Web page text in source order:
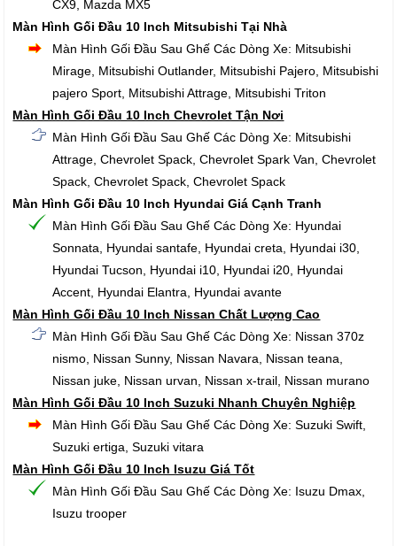
CX9, Mazda MX5
Màn Hình Gối Đầu 10 Inch Mitsubishi Tại Nhà
Màn Hình Gối Đầu Sau Ghế Các Dòng Xe: Mitsubishi
Mirage, Mitsubishi Outlander, Mitsubishi Pajero, Mitsubishi
pajero Sport, Mitsubishi Attrage, Mitsubishi Triton
Màn Hình Gối Đầu 10 Inch Chevrolet Tận Nơi
Màn Hình Gối Đầu Sau Ghế Các Dòng Xe: Mitsubishi
Attrage, Chevrolet Spack, Chevrolet Spark Van, Chevrolet
Spack, Chevrolet Spack, Chevrolet Spack
Màn Hình Gối Đầu 10 Inch Hyundai Giá Cạnh Tranh
Màn Hình Gối Đầu Sau Ghế Các Dòng Xe: Hyundai
Sonnata, Hyundai santafe, Hyundai creta, Hyundai i30,
Hyundai Tucson, Hyundai i10, Hyundai i20, Hyundai
Accent, Hyundai Elantra, Hyundai avante
Màn Hình Gối Đầu 10 Inch Nissan Chất Lượng Cao
Màn Hình Gối Đầu Sau Ghế Các Dòng Xe: Nissan 370z
nismo, Nissan Sunny, Nissan Navara, Nissan teana,
Nissan juke, Nissan urvan, Nissan x-trail, Nissan murano
Màn Hình Gối Đầu 10 Inch Suzuki Nhanh Chuyên Nghiệp
Màn Hình Gối Đầu Sau Ghế Các Dòng Xe: Suzuki Swift,
Suzuki ertiga, Suzuki vitara
Màn Hình Gối Đầu 10 Inch Isuzu Giá Tốt
Màn Hình Gối Đầu Sau Ghế Các Dòng Xe: Isuzu Dmax,
Isuzu trooper